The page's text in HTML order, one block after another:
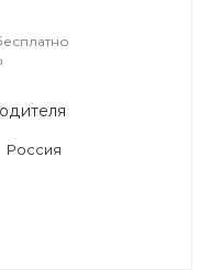
Россия